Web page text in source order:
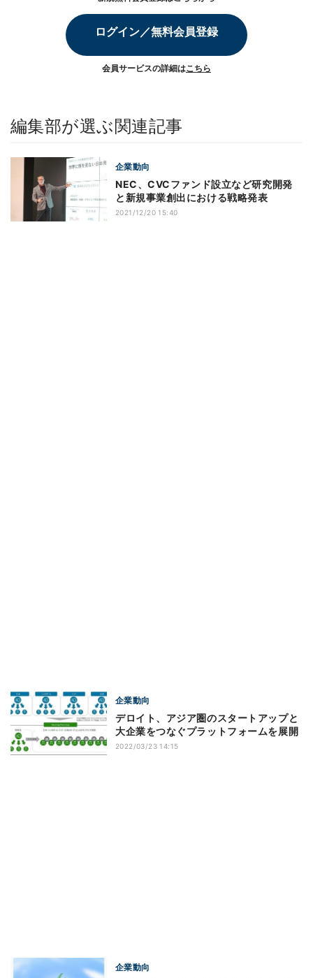
ログイン／無料会員登録
会員サービスの詳細はこちら
編集部が選ぶ関連記事
企業動向
NEC、CVCファンド設立など研究開発
と新規事業創出における戦略発表
2021/12/20 15:40
企業動向
デロイト、アジア圏のスタートアップと
大企業をつなぐプラットフォームを展開
2022/03/23 14:15
企業動向